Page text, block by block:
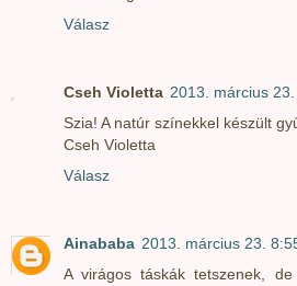
Válasz
Cseh Violetta 2013. március
Szia! A natúr színekkel készült
Cseh Violetta
Válasz
Ainababa 2013. március 23.
A virágos táskák tetszenek, de